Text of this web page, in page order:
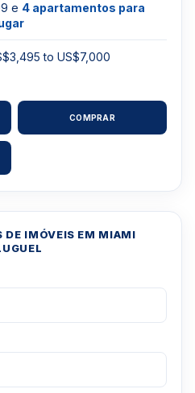
e 4 apartamentos para
to US$7,000
COMPRAR
DE IMÓVEIS EM MIAMI